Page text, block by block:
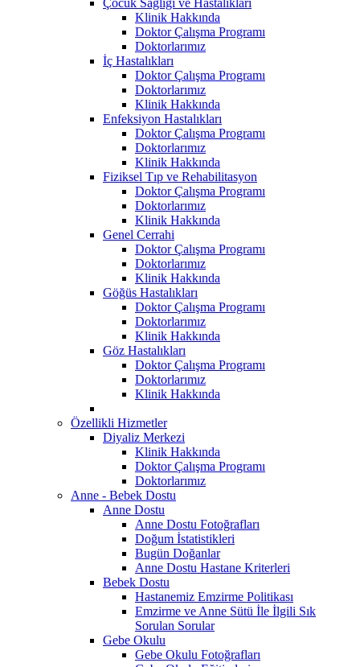
Klinik Hakkında
Doktor Çalışma Programı
Doktorlarımız
İç Hastalıkları
Doktor Çalışma Programı
Doktorlarımız
Klinik Hakkında
Enfeksiyon Hastalıkları
Doktor Çalışma Programı
Doktorlarımız
Klinik Hakkında
Fiziksel Tıp ve Rehabilitasyon
Doktor Çalışma Programı
Doktorlarımız
Klinik Hakkında
Genel Cerrahi
Doktor Çalışma Programı
Doktorlarımız
Klinik Hakkında
Göğüs Hastalıkları
Doktor Çalışma Programı
Doktorlarımız
Klinik Hakkında
Göz Hastalıkları
Doktor Çalışma Programı
Doktorlarımız
Klinik Hakkında
Özellikli Hizmetler
Diyaliz Merkezi
Klinik Hakkında
Doktor Çalışma Programı
Doktorlarımız
Anne - Bebek Dostu
Anne Dostu
Anne Dostu Fotoğrafları
Doğum İstatistikleri
Bugün Doğanlar
Anne Dostu Hastane Kriterleri
Bebek Dostu
Hastanemiz Emzirme Politikası
Emzirme ve Anne Sütü İle İlgili Sık
Sorulan Sorular
Gebe Okulu
Gebe Okulu Fotoğrafları